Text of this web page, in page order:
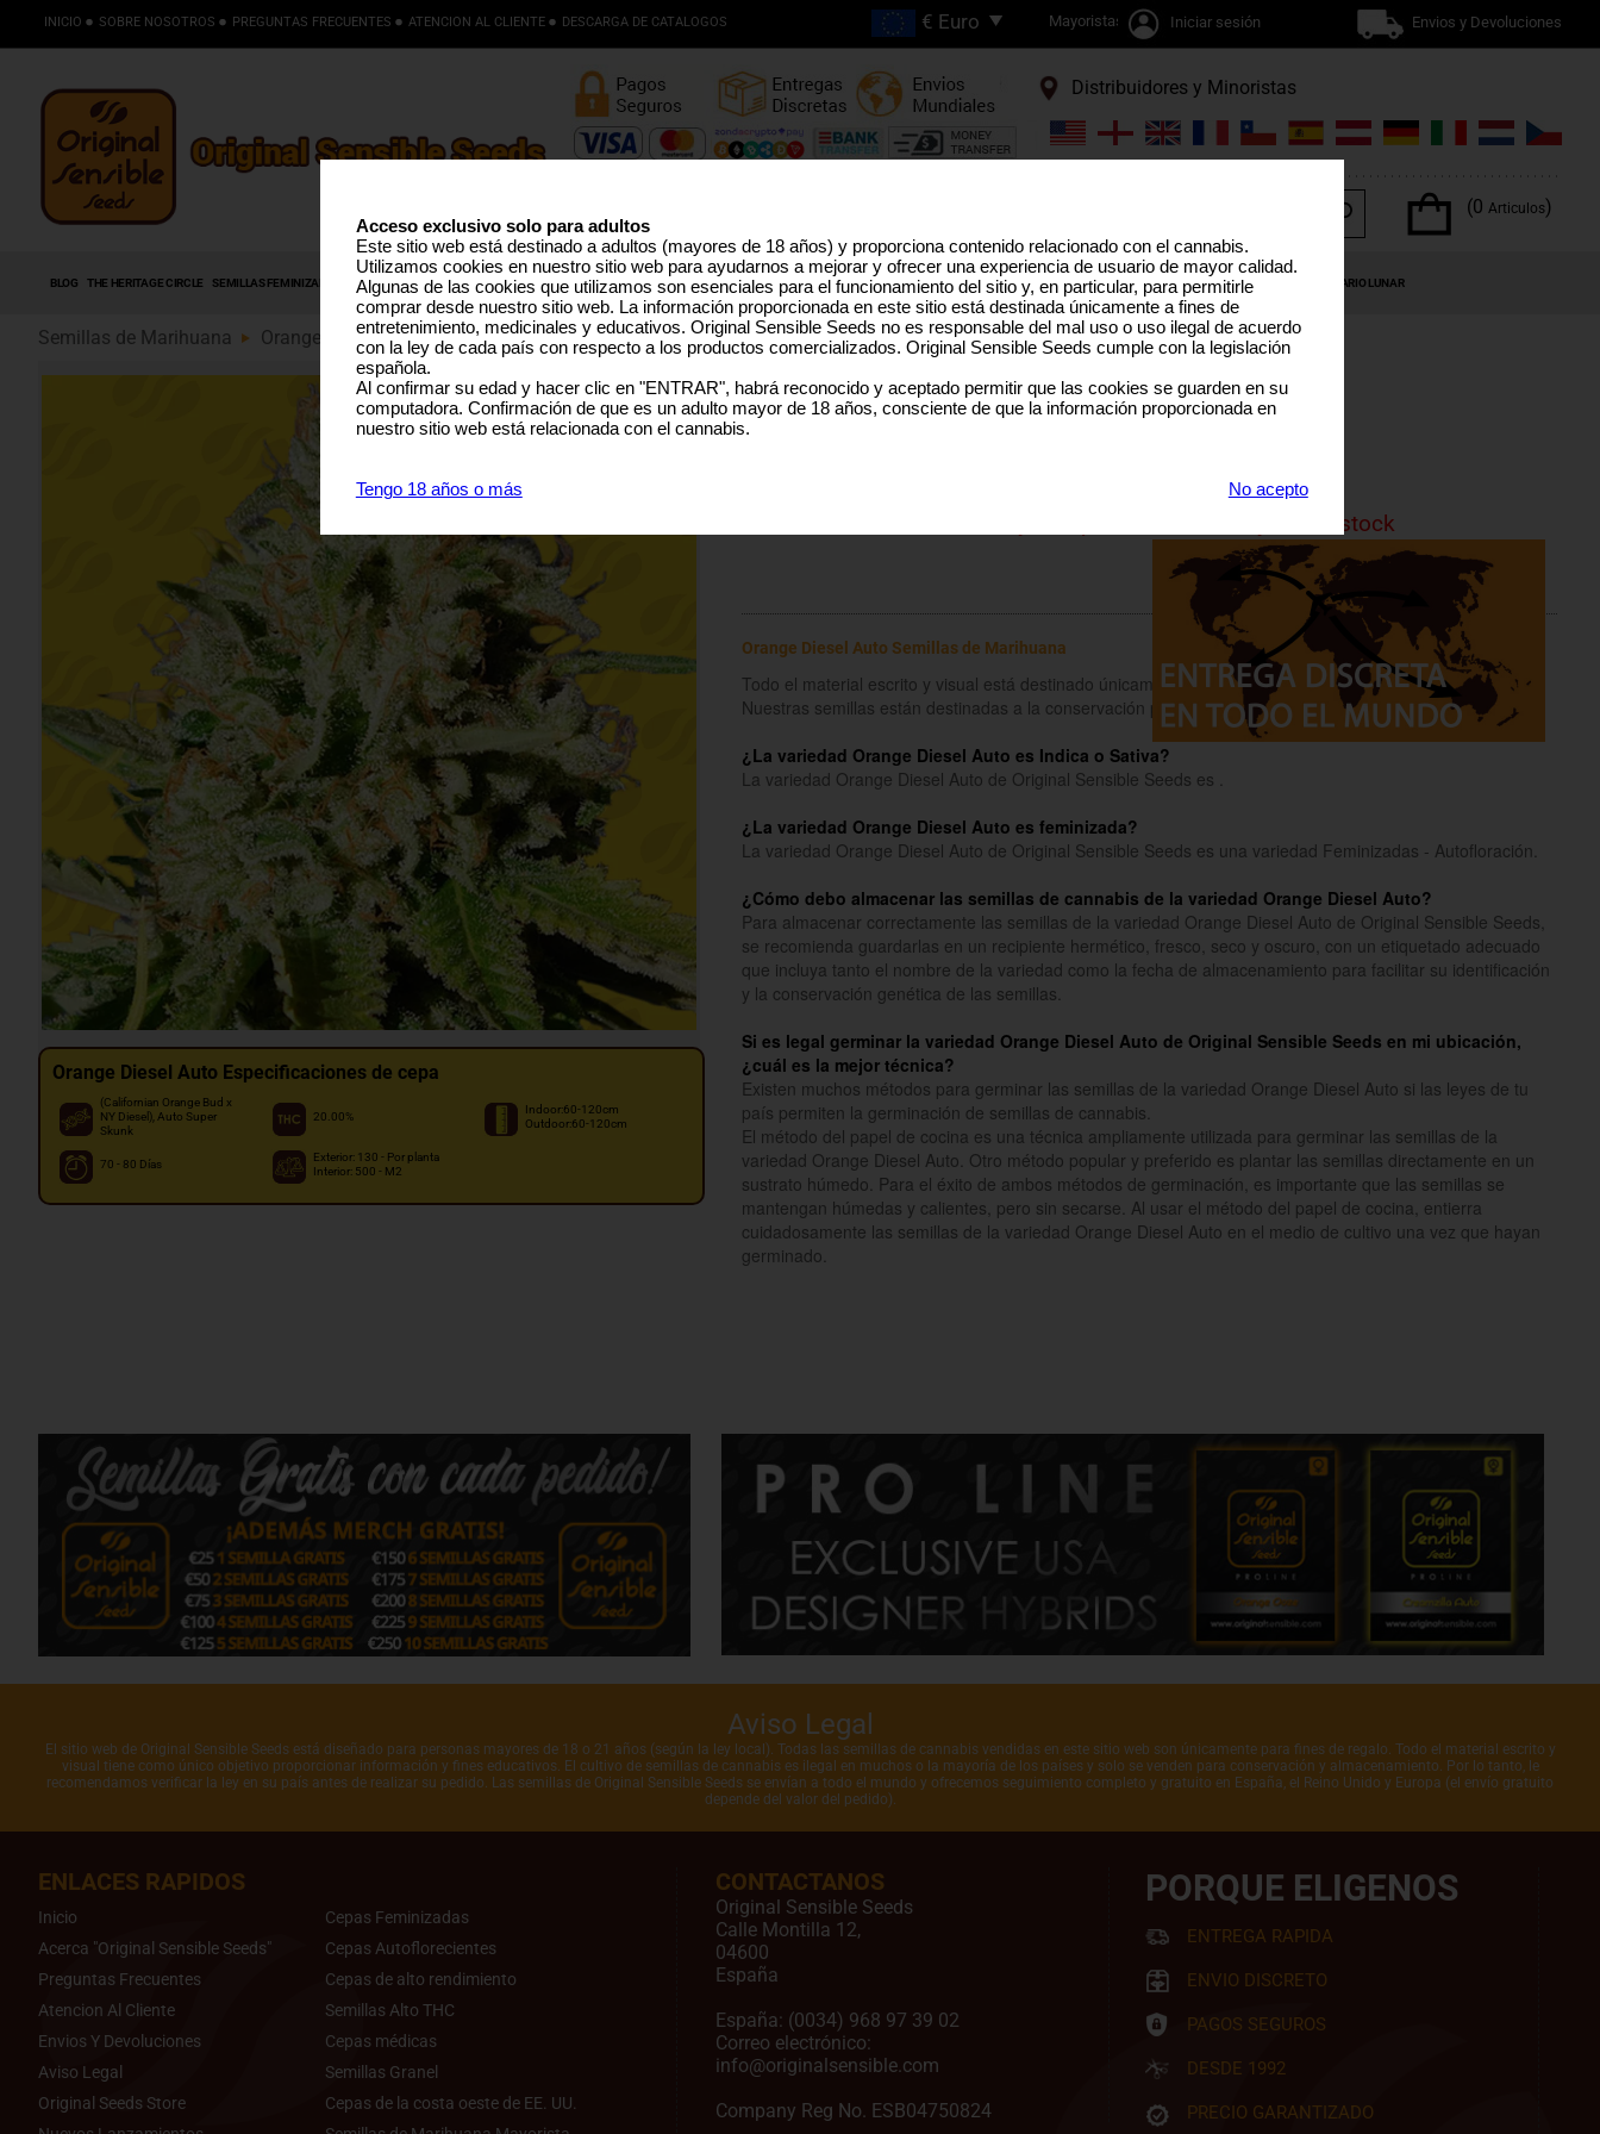
INICIO SOBRE NOSOTROS PREGUNTAS FRECUENTES ATENCION AL CLIENTE DESCARGA DE CATALOGOS Mayoristas Iniciar sesión Envios y Devoluciones
Distribuidores y Minoristas
(0 Articulos)
BLOG THE HERITAGE CIRCLE SEMILLAS FEMINIZADAS SEMILLAS AUTOFLORECIENTES SEMILLAS ALTO THC LÍNEA PRO SEMILLAS MEDICINAL SEMILLAS EEUU SEMILLAS GRANEL TERPENOS DEL CANNABIS OFERTAS ESPECIALES CALENDARIO LUNAR
Semillas de Marihuana Orange Diesel Auto (89)
Orange Diesel Auto Especificaciones de cepa
(Californian Orange Bud x
NY Diesel), Auto Super
Skunk
20.00%
Indoor:60-120cm
Outdoor:60-120cm
70 - 80 Días
Exterior: 130 - Por planta
Interior: 500 - M2
Orange Diesel Auto
(Californian Orange Bud x NY Diesel) xAuto Super Skunk
Sorry, this product is currenly out of stock
Orange Diesel Auto Semillas de Marihuana
Todo el material escrito y visual está destinado únicamente a fines informativos y educativos.
Nuestras semillas están destinadas a la conservación para coleccionistas y como souvenirs.Lee mas
¿La variedad Orange Diesel Auto es Indica o Sativa?
La variedad Orange Diesel Auto de Original Sensible Seeds es .
¿La variedad Orange Diesel Auto es feminizada?
La variedad Orange Diesel Auto de Original Sensible Seeds es una variedad Feminizadas - Autofloración.
¿Cómo debo almacenar las semillas de cannabis de la variedad Orange Diesel Auto?
Para almacenar correctamente las semillas de la variedad Orange Diesel Auto de Original Sensible Seeds,
se recomienda guardarlas en un recipiente hermético, fresco, seco y oscuro, con un etiquetado adecuado
que incluya tanto el nombre de la variedad como la fecha de almacenamiento para facilitar su identificación
y la conservación genética de las semillas.
Si es legal germinar la variedad Orange Diesel Auto de Original Sensible Seeds en mi ubicación,
¿cuál es la mejor técnica?
Existen muchos métodos para germinar las semillas de la variedad Orange Diesel Auto si las leyes de tu
país permiten la germinación de semillas de cannabis.
El método del papel de cocina es una técnica ampliamente utilizada para germinar las semillas de la
variedad Orange Diesel Auto. Otro método popular y preferido es plantar las semillas directamente en un
sustrato húmedo. Para el éxito de ambos métodos de germinación, es importante que las semillas se
mantengan húmedas y calientes, pero sin secarse. Al usar el método del papel de cocina, entierra
cuidadosamente las semillas de la variedad Orange Diesel Auto en el medio de cultivo una vez que hayan
germinado.
Aviso Legal
El sitio web de Original Sensible Seeds está diseñado para personas mayores de 18 o 21 años (según la ley local). Todas las semillas de cannabis vendidas en este sitio web son únicamente para fines de regalo. Todo el material escrito y
visual tiene como único objetivo proporcionar información y fines educativos. El cultivo de semillas de cannabis es ilegal en muchos o la mayoría de los países y solo se venden para conservación y almacenamiento. Por lo tanto, le
recomendamos verificar la ley en su país antes de realizar su pedido. Las semillas de Original Sensible Seeds se envían a todo el mundo y ofrecemos seguimiento completo y gratuito en España, el Reino Unido y Europa (el envío gratuito
depende del valor del pedido).
ENLACES RAPIDOS
Inicio
Acerca "Original Sensible Seeds"
Preguntas Frecuentes
Atencion Al Cliente
Envios Y Devoluciones
Aviso Legal
Original Seeds Store
Cepas Feminizadas
Cepas Autoflorecientes
Cepas de alto rendimiento
Semillas Alto THC
Cepas médicas
Semillas Granel
Cepas de la costa oeste de EE. UU.
CONTACTANOS
Original Sensible Seeds
Calle Montilla 12,
04600
España
España: (0034) 968 97 39 02
Correo electrónico:
info@originalsensible.com
Company Reg No. ESB04750824
PORQUE ELIGENOS
ENTREGA RAPIDA
ENVIO DISCRETO
PAGOS SEGUROS
DESDE 1992
PRECIO GARANTIZADO
Acceso exclusivo solo para adultos
Este sitio web está destinado a adultos (mayores de 18 años) y proporciona contenido relacionado con el cannabis.
Utilizamos cookies en nuestro sitio web para ayudarnos a mejorar y ofrecer una experiencia de usuario de mayor calidad.
Algunas de las cookies que utilizamos son esenciales para el funcionamiento del sitio y, en particular, para permitirle
comprar desde nuestro sitio web. La información proporcionada en este sitio está destinada únicamente a fines de
entretenimiento, medicinales y educativos. Original Sensible Seeds no es responsable del mal uso o uso ilegal de acuerdo
con la ley de cada país con respecto a los productos comercializados. Original Sensible Seeds cumple con la legislación
española.
Al confirmar su edad y hacer clic en "ENTRAR", habrá reconocido y aceptado permitir que las cookies se guarden en su
computadora. Confirmación de que es un adulto mayor de 18 años, consciente de que la información proporcionada en
nuestro sitio web está relacionada con el cannabis.
Tengo 18 años o más No acepto